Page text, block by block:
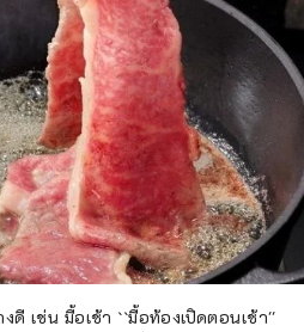
ดี เช่น มื้อเช้า ``มื้อท้องเปิดตอนเช้า''